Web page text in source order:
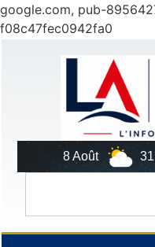
google.com, pub-
f08c47fec0942fa0
8 Août 31°C